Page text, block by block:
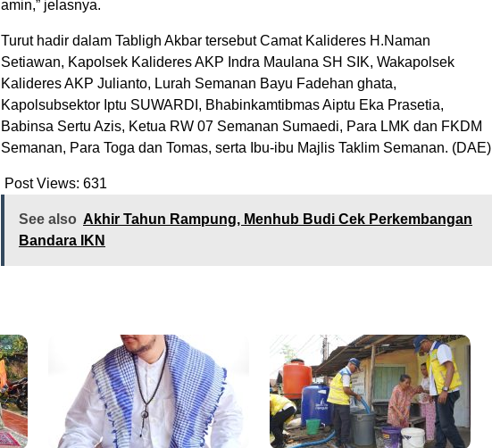
amin,” jelasnya.
Turut hadir dalam Tabligh Akbar tersebut Camat Kalideres H.Naman
Setiawan, Kapolsek Kalideres AKP Indra Maulana SH SIK, Wakapolsek
Kalideres AKP Julianto, Lurah Semanan Bayu Fadehan ghata,
Kapolsubsektor Iptu SUWARDI, Bhabinkamtibmas Aiptu Eka Prasetia,
Babinsa Sertu Azis, Ketua RW 07 Semanan Sumaedi, Para LMK dan FKDM
Semanan, Para Toga dan Tomas, serta Ibu-ibu Majlis Taklim Semanan. (DAE)
Post Views: 631
See also Akhir Tahun Rampung, Menhub Budi Cek Perkembangan
Bandara IKN